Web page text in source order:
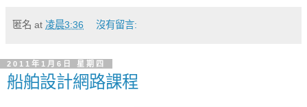
匿名 at 凌晨3:36 沒有留言:
2011年1月6日 星期四
船舶設計網路課程